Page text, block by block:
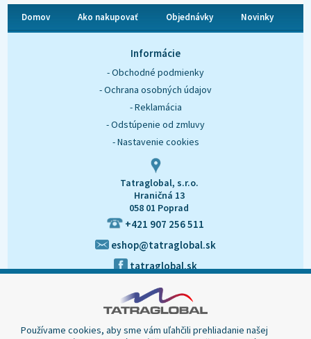
Domov Ako nakupovať Objednávky Novinky
Informácie
- Obchodné podmienky
- Ochrana osobných údajov
- Reklamácia
- Odstúpenie od zmluvy
- Nastavenie cookies
Tatraglobal, s.r.o.
Hraničná 13
058 01 Poprad
+421 907 256 511
eshop@tatraglobal.sk
tatraglobal.sk
Používame cookies, aby sme vám uľahčili prehliadanie našej